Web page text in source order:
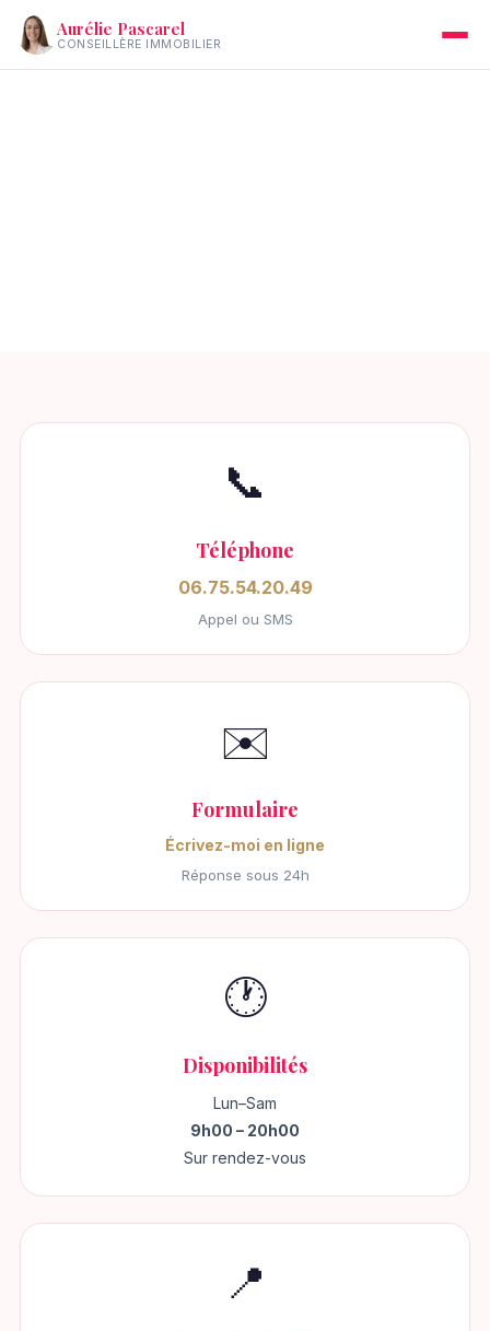
Aurélie Pascarel
CONSEILLÈRE IMMOBILIER
📞
Téléphone
06.75.54.20.49
Appel ou SMS
✉️
Formulaire
Écrivez-moi en ligne
Réponse sous 24h
🕐
Disponibilités
Lun–Sam
9h00 – 20h00
Sur rendez-vous
📍